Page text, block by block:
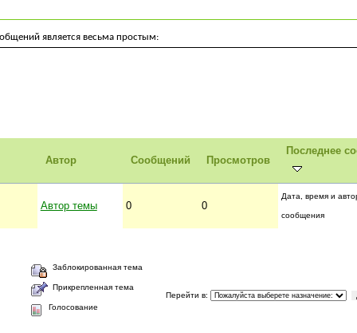
является весьма простым:
Автор Сообщений Просмотров
Последнее
Автор темы 0 0
Дата, время и
сообщения
Заблокированная тема
Прикрепленная тема
Голосование
Перейти в: